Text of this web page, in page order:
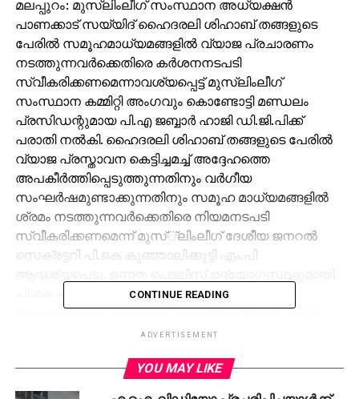
മലപ്പുറം: മുസ്‌ലിംലീഗ് സംസ്ഥാന അധ്യക്ഷന്‍
പാണക്കാട് സയ്യിദ് ഹൈദരലി ശിഹാബ് തങ്ങളുടെ
പേരില്‍ സമൂഹമാധ്യമങ്ങളില്‍ വ്യാജ പ്രചാരണം
നടത്തുന്നവര്‍ക്കെതിരെ കര്‍ശനനടപടി
സ്വീകരിക്കണമെന്നാവശ്യപ്പെട്ട് മുസ്‌ലിംലീഗ്
സംസ്ഥാന കമ്മിറ്റി അംഗവും കൊണ്ടോട്ടി മണ്ഡലം
പ്രസിഡന്റുമായ പി.എ ജബ്ബാര്‍ ഹാജി ഡി.ജി.പിക്ക്
പരാതി നല്‍കി. ഹൈദരലി ശിഹാബ് തങ്ങളുടെ പേരില്‍
വ്യാജ പ്രസ്താവന കെട്ടിച്ചമച്ച് അദ്ദേഹത്തെ
അപകീര്‍ത്തിപ്പെടുത്തുന്നതിനും വര്‍ഗീയ
സംഘര്‍ഷമുണ്ടാക്കുന്നതിനും സമൂഹ മാധ്യമങ്ങളില്‍
ശ്രമം നടത്തുന്നവര്‍ക്കെതിരെ നിയമനടപടി
സ്വീകരിക്കണമെന്ന് മുസ്്‌ലിംലീഗ് ദേശീയ ജനറല്‍
സെക്രട്ടറി പി.കെ കുഞ്ഞാലിക്കുട്ടി എം.പി
പി.കെ കുഞ്ഞാലിക്കുട്ടി എം.പി ടെലിഫോണില്‍
സംസാരിക്കുകയും കുറ്റക്കാരെ നിയമത്തിന് മുമ്പില്‍
കൊണ്ട് വരണമെന്ന് ആവശ്യപ്പെടുകയും ചെയ്തിട്ടുണ്ട്.
കഴിഞ്ഞ ദിവസമാണ് ക്ഷേത്രങ്ങളിലെ പ്രഭാത
CONTINUE READING
ADVERTISEMENT
YOU MAY LIKE